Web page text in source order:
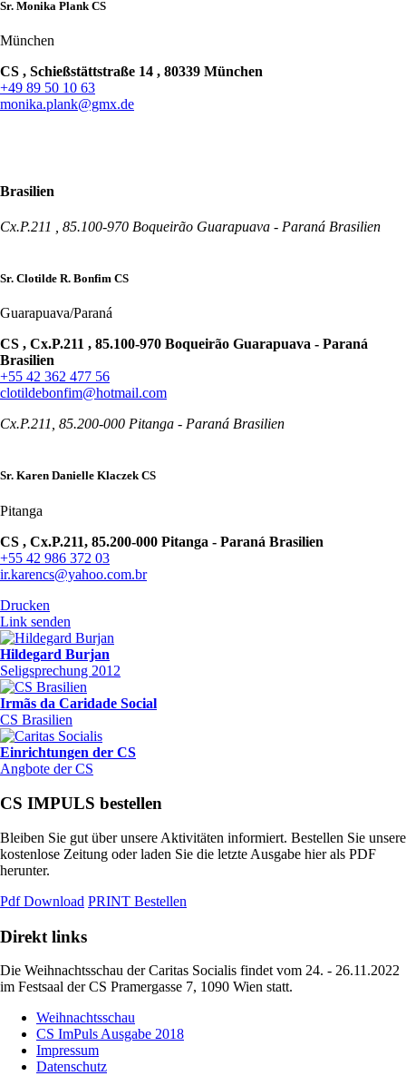
Sr. Monika Plank CS
München
CS , Schießstättstraße 14 , 80339 München
+49 89 50 10 63
monika.plank@gmx.de
Brasilien
Cx.P.211 , 85.100-970 Boqueirão Guarapuava - Paraná Brasilien
Sr. Clotilde R. Bonfim CS
Guarapuava/Paraná
CS , Cx.P.211 , 85.100-970 Boqueirão Guarapuava - Paraná
Brasilien
+55 42 362 477 56
clotildebonfim@hotmail.com
Cx.P.211, 85.200-000 Pitanga - Paraná Brasilien
Sr. Karen Danielle Klaczek CS
Pitanga
CS , Cx.P.211, 85.200-000 Pitanga - Paraná Brasilien
+55 42 986 372 03
ir.karencs@yahoo.com.br
Drucken
Link senden
Hildegard Burjan
Seligsprechung 2012
Irmãs da Caridade Social
CS Brasilien
Einrichtungen der CS
Angbote der CS
CS IMPULS bestellen
Bleiben Sie gut über unsere Aktivitäten informiert. Bestellen Sie unsere
kostenlose Zeitung oder laden Sie die letzte Ausgabe hier als PDF
herunter.
Pdf Download PRINT Bestellen
Direkt links
Die Weihnachtsschau der Caritas Socialis findet vom 24. - 26.11.2022
im Festsaal der CS Pramergasse 7, 1090 Wien statt.
Weihnachtsschau
CS ImPuls Ausgabe 2018
Impressum
Datenschutz